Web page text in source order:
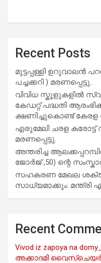
Recent Posts
മുട്ടപ്പള്ളി ഉറുവാലൻ
പച്ചക്കറി ) മരണപ്പെട്ടു..
വിവിധ സ്കൂളുകളില്‍
കേഡറ്റ് പദ്ധതി
ക്ഷണിച്ചുകൊണ്ട്
എരുമേലി ചരള കരോട്ട്
മരണപ്പെട്ടു.
അന്തരിച്ച
ജോർജ് ,50) ന്റെ
സഹകരണ മേഖല
സാധ്യമാക്കും: മന്ത്രി
Recent
Vivod iz zapoya na
അക്കാദമി